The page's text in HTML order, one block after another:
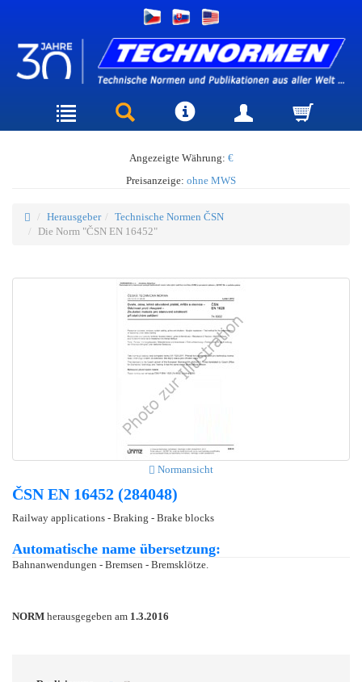
Angezeigte Währung: €
Preisanzeige: ohne MWS
Herausgeber
Technische Normen ČSN
Die Norm "ČSN EN 16452"
Normansicht
ČSN EN 16452 (284048)
Railway applications - Braking - Brake blocks
Automatische name übersetzung:
Bahnanwendungen - Bremsen - Bremsklötze.
NORM herausgegeben am 1.3.2016